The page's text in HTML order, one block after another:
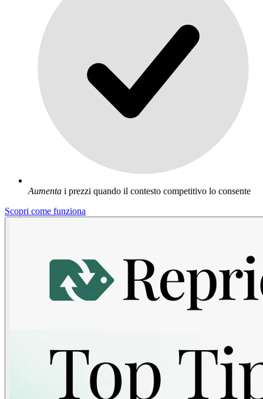
Aumenta i prezzi quando il contesto competitivo lo consente
Scopri come funziona